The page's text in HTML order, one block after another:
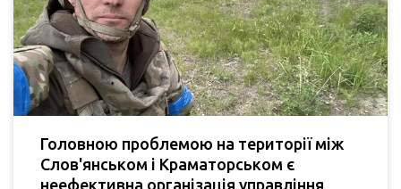
Головною проблемою на території між
Слов'янськом і Краматорськом є
неефективна організація управління